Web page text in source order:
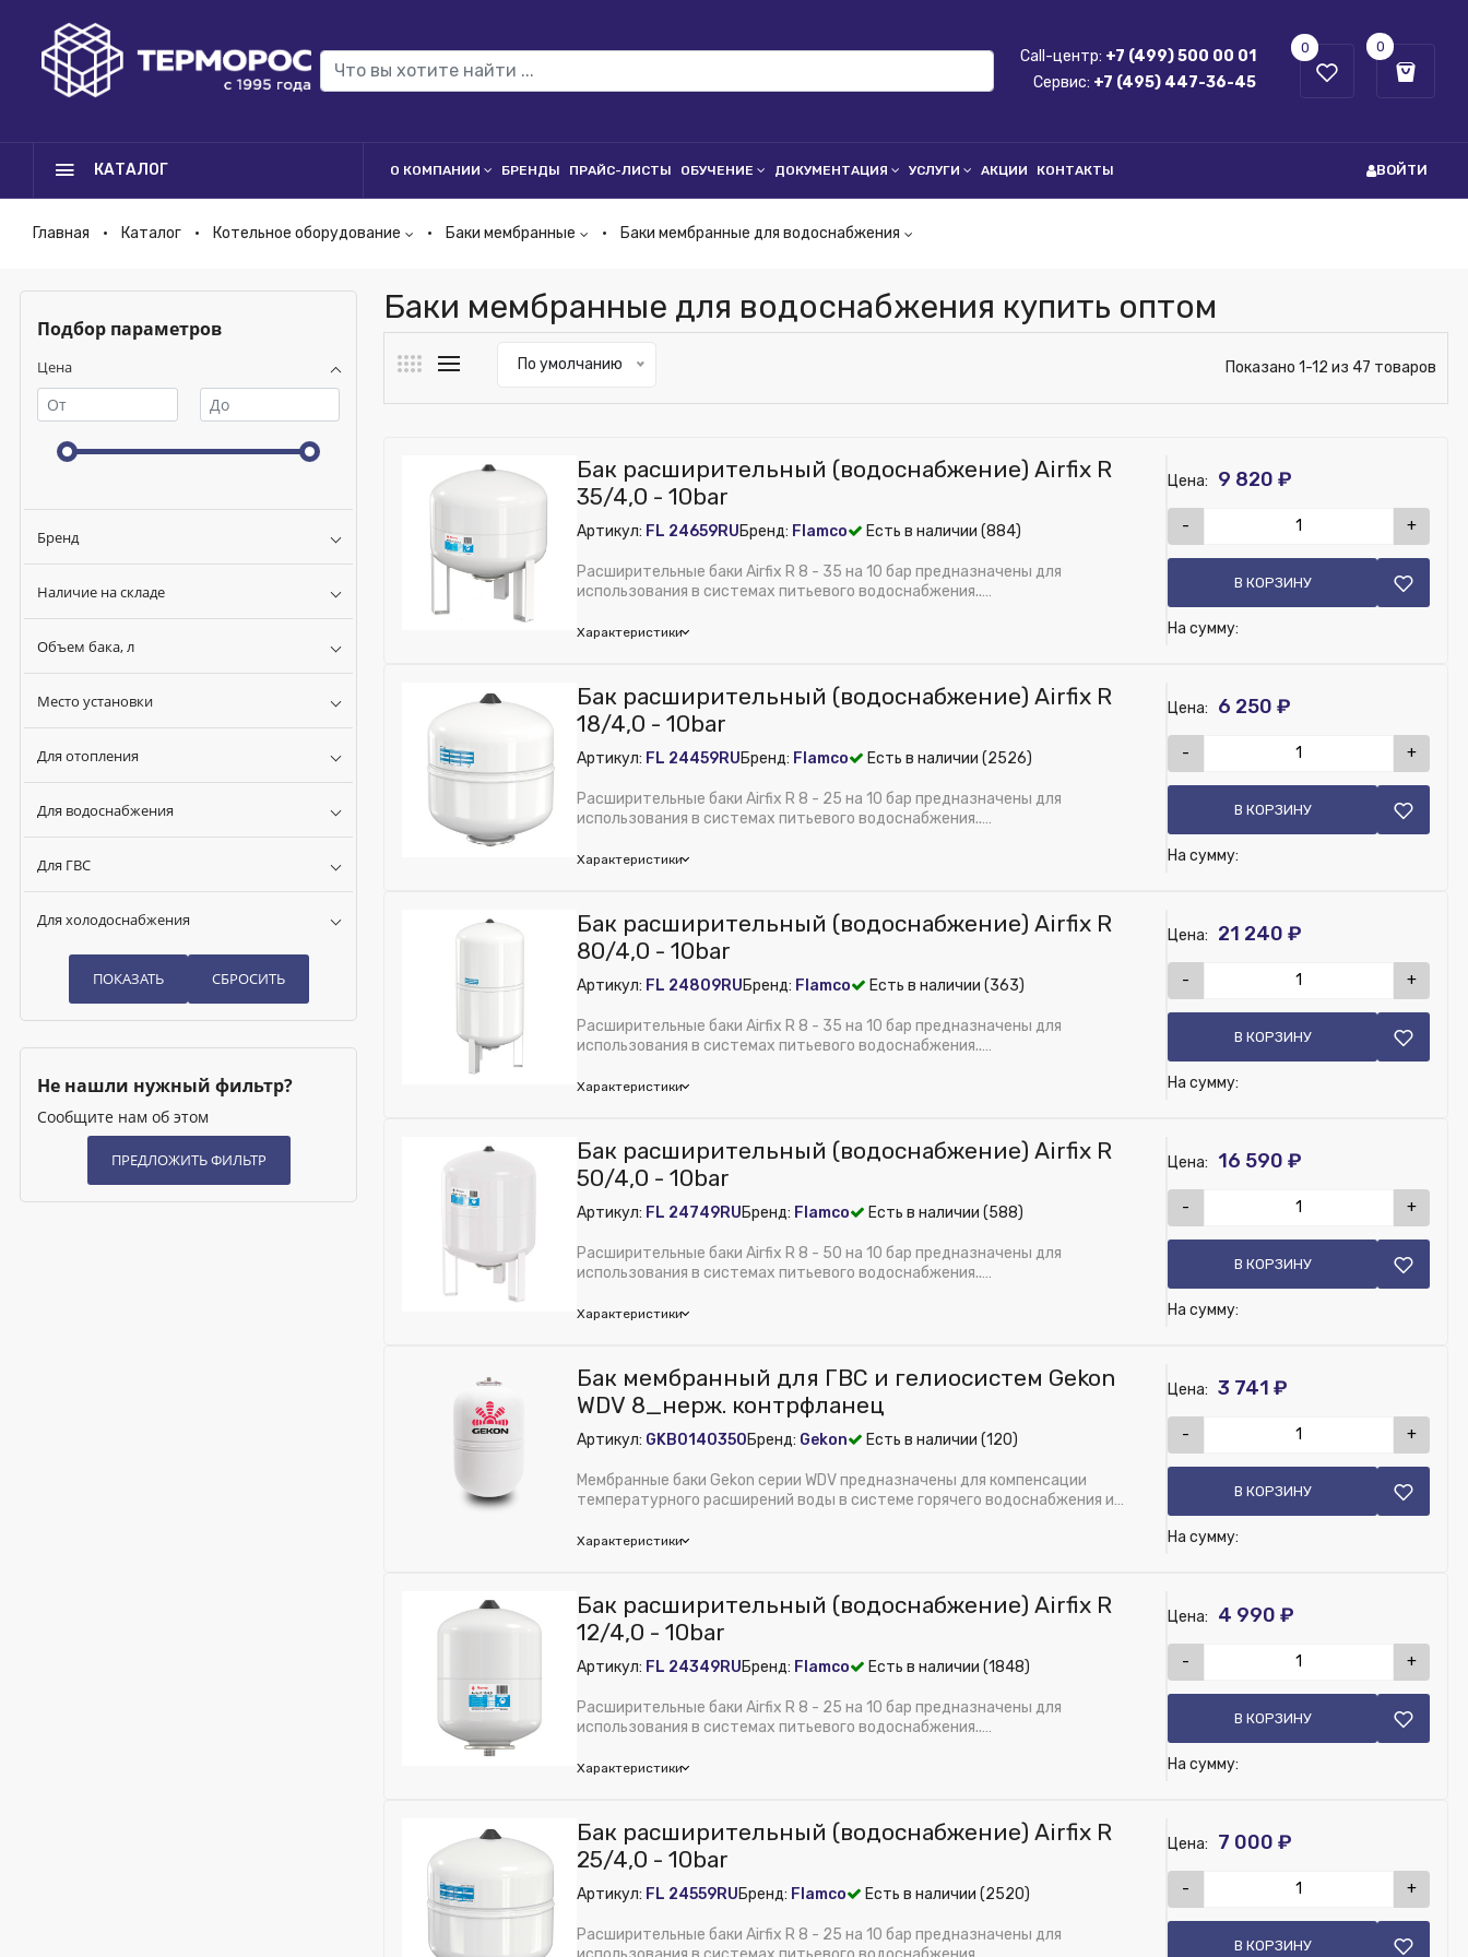
Call-центр: +7 (499) 500 00 01
Сервис: +7 (495) 447-36-45
0 0
КАТАЛОГ О КОМПАНИИ БРЕНДЫ ПРАЙС-ЛИСТЫ ОБУЧЕНИЕ ДОКУМЕНТАЦИЯ УСЛУГИ АКЦИИ КОНТАКТЫ ВОЙТИ
Главная Каталог Котельное оборудование Баки мембранные Баки мембранные для водоснабжения
Подбор параметров
Цена
Бренд
Наличие на складе
Объем бака, л
Место установки
Для отопления
Для водоснабжения
Для ГВС
Для холодоснабжения
Не нашли нужный фильтр?
Сообщите нам об этом
Баки мембранные для водоснабжения купить оптом
По умолчанию Показано 1-12 из 47 товаров
Бак расширительный (водоснабжение) Airfix R
35/4,0 - 10bar
Артикул: FL 24659RUБренд: Flamco Есть в наличии (884)
Расширительные баки Airfix R 8 - 35 на 10 бар предназначены для
использования в системах питьевого водоснабжения..
Надежност...
Характеристики
Цена: 9 820 ₽
- +
В КОРЗИНУ
На сумму:
Глубина (мм):
390
Исключить из публикации на веб-витрине mag1c:
Модель:Airfix R
Нет
Ширина (мм):
390
Высота (мм):496
Расширительный бак (водоснабжение) Airfix R 35/4,0 - 10bar
Для водоснабжения:
Нет
Для холодоснабжения:
Бак расширительный (водоснабжение) Airfix R
18/4,0 - 10bar
Артикул: FL 24459RUБренд: Flamco Есть в наличии (2526)
Расширительные баки Airfix R 8 - 25 на 10 бар предназначены для
использования в системах питьевого водоснабжения..
Надежност...
Характеристики
Цена: 6 250 ₽
- +
В КОРЗИНУ
На сумму:
Глубина (мм):
290
Исключить из публикации на веб-витрине mag1c:
Модель:Airfix R
Нет
Ширина (мм):290
Высота (мм):
357
Расширительный бак (водоснабжение) Airfix R 18/4,0 - 10bar
Для водоснабжения:
Нет
Для ГВС:
Для холодоснабжения:
Бак расширительный (водоснабжение) Airfix R
80/4,0 - 10bar
Артикул: FL 24809RUБренд: Flamco Есть в наличии (363)
Расширительные баки Airfix R 8 - 35 на 10 бар предназначены для
использования в системах питьевого водоснабжения..
Надежност...
Характеристики
Цена: 21 240 ₽
- +
В КОРЗИНУ
На сумму:
Глубина (мм):
390
Исключить из публикации на веб-витрине mag1c:
Сменная мембрана:
Нет
Ширина (мм):
Высота (мм): 864
Расширительный бак (водоснабжение) Airfix R 80/4,0 - 10bar
Для водоснабжения:
Нет
Для ГВС:Нет
Для холодоснабжения:
Бак расширительный (водоснабжение) Airfix R
50/4,0 - 10bar
Артикул: FL 24749RUБренд: Flamco Есть в наличии (588)
Расширительные баки Airfix R 8 - 50 на 10 бар предназначены для
использования в системах питьевого водоснабжения..
Надежност...
Характеристики
Цена: 16 590 ₽
- +
В КОРЗИНУ
На сумму:
Исключить из публикации на веб-витрине mag1c:
Модель:Airfix R
Сменная мембрана:
Нет
Ширина (мм):390
Расширительный бак (водоснабжение) Airfix R 50/4,0 - 10bar
Для водоснабжения:
Нет
Для ГВС:
Для холодоснабжения:
Бак мембранный для ГВС и гелиосистем Gekon
WDV 8_нерж. контрфланец
Артикул: GKB0140350Бренд: Gekon Есть в наличии (120)
Мембранные баки Gekon серии WDV предназначены для компенсации
температурного расширений воды в системе горячего водоснабжения и
Характеристики
Цена: 3 741 ₽
- +
В КОРЗИНУ
На сумму:
Глубина (мм):210
Резьба
Исключить из публикации на веб-витрине mag1c:
Нет
Минимальная рабочая температура, °C:5°C
Способ крепления:
Настенный
Ширина (мм):
Высота (мм):
Номенклатура:
Бак мембранный для ГВС и гелиосистем Gekon WDV 8_нерж. контрфланец
Для отопления:Да
Да
Бак расширительный (водоснабжение) Airfix R
12/4,0 - 10bar
Артикул: FL 24349RUБренд: Flamco Есть в наличии (1848)
Расширительные баки Airfix R 8 - 25 на 10 бар предназначены для
использования в системах питьевого водоснабжения..
Надежност...
Характеристики
Цена: 4 990 ₽
- +
В КОРЗИНУ
На сумму:
Глубина (мм):
235
Исключить из публикации на веб-витрине mag1c:
Модель:Airfix R
Нет
Ширина (мм):
235
Бак расширительный (водоснабжение) Airfix R
25/4,0 - 10bar
Артикул: FL 24559RUБренд: Flamco Есть в наличии (2520)
Расширительные баки Airfix R 8 - 25 на 10 бар предназначены для
Цена: 7 000 ₽
- +
В КОРЗИНУ